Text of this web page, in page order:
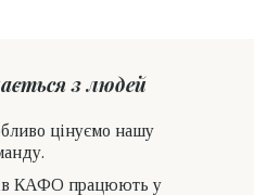
з людей
цінуємо нашу
КАФО працюють у